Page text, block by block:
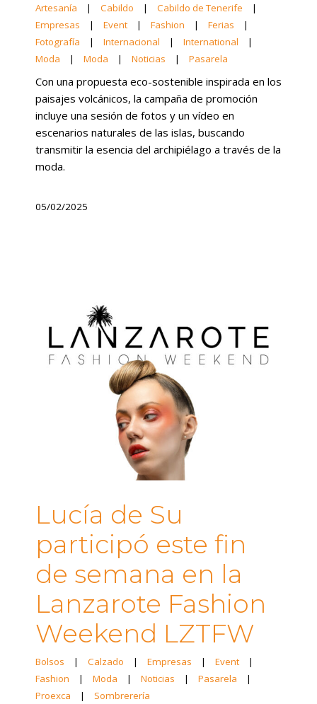
Artesanía | Cabildo | Cabildo de Tenerife
|
Empresas
| Event | Fashion | Ferias
|
Fotografía
| Internacional | International
|
Moda
| Moda | Noticias | Pasarela
Con una propuesta eco-sostenible inspirada en los
paisajes volcánicos, la campaña de promoción
incluye una sesión de fotos y un vídeo en
escenarios naturales de las islas, buscando
transmitir la esencia del archipiélago a través de la
moda.
05/02/2025
Lucía de Su
participó este fin
de semana en la
Lanzarote Fashion
Weekend LZTFW
Bolsos | Calzado | Empresas | Event
|
Fashion
| Moda | Noticias | Pasarela
|
Proexca
| Sombrerería